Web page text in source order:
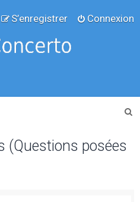
Connexion
S’enregistrer
(Questions posées